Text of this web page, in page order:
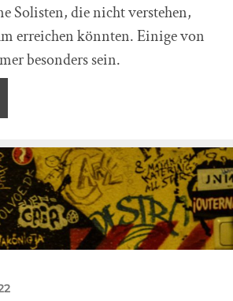
Solisten, die nicht verstehen,
erreichen könnten. Einige von
besonders sein.